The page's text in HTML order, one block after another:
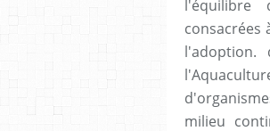
l'équilibre
consacrées
milieu